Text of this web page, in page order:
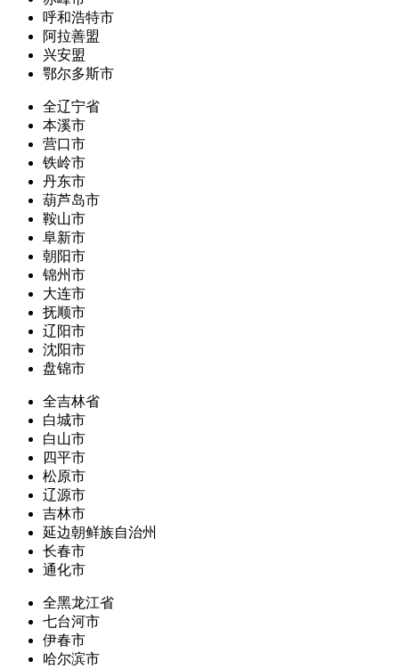
呼和浩特市
阿拉善盟
兴安盟
鄂尔多斯市
全辽宁省
本溪市
营口市
铁岭市
丹东市
葫芦岛市
鞍山市
阜新市
朝阳市
锦州市
大连市
抚顺市
辽阳市
沈阳市
盘锦市
全吉林省
白城市
白山市
四平市
松原市
辽源市
吉林市
延边朝鲜族自治州
长春市
通化市
全黑龙江省
七台河市
伊春市
哈尔滨市